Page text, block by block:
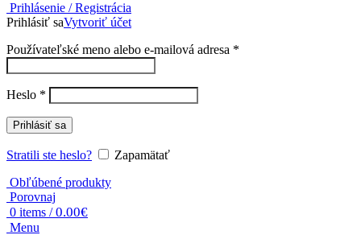
Prihlásenie / Registrácia
Prihlásiť saVytvoriť účet
Používateľské meno alebo e-mailová adresa *
Heslo * Povinné
Prihlásiť sa
Stratili ste heslo?
Zapamätať
Obľúbené produkty
Porovnaj
0 items / 0.00€
Menu